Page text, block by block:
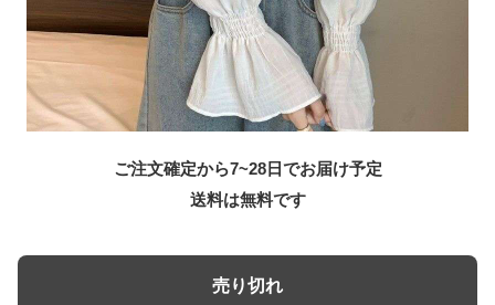
ご注文確定から7~28日でお届け予定
送料は無料です
売り切れ